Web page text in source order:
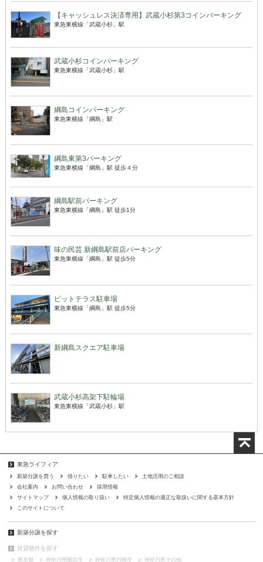
【キャッシュレス決済専用】武蔵小杉第3コインパーキング
東急東横線「武蔵小杉」駅
武蔵小杉コインパーキング
東急東横線「武蔵小杉」駅
綱島コインパーキング
東急東横線「綱島」駅
綱島東第3パーキング
東急東横線「綱島」駅 徒歩４分
綱島駅前パーキング
東急東横線「綱島」駅 徒歩1分
味の民芸 新綱島駅前店パーキング
東急東横線「綱島」駅 徒歩5分
ピットテラス駐車場
東急東横線「綱島」駅 徒歩5分
新綱島スクエア駐車場
武蔵小杉高架下駐輪場
東急東横線「武蔵小杉」駅
東急ライフィア
新築分譲を買う 借りたい 駐車したい
土地活用のご相談
会社案内
お問い合わせ
採用情報
サイトマップ
個人情報の取り扱い
特定個人情報の適正な取扱いに関する基本方針
このサイトについて
新築分譲を探す
賃貸物件を探す
東京都 神奈川県横浜市 神奈川県川崎市 神奈川県その他